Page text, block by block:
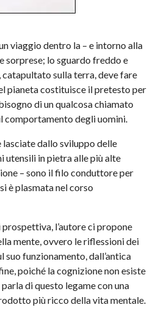
viaggio dentro la – e intorno alla
sorprese; lo sguardo freddo e
catapultato sulla terra, deve fare
pianeta costituisce il pretesto per
di un qualcosa chiamato
comportamento degli uomini.
lasciate dallo sviluppo delle
utensili in pietra alle più alte
– sono il filo conduttore per
è plasmata nel corso
l’autore ci propone
mente, ovvero le riflessioni dei
funzionamento, dall’antica
poiché la cognizione non esiste
di questo legame con una
più ricco della vita mentale.